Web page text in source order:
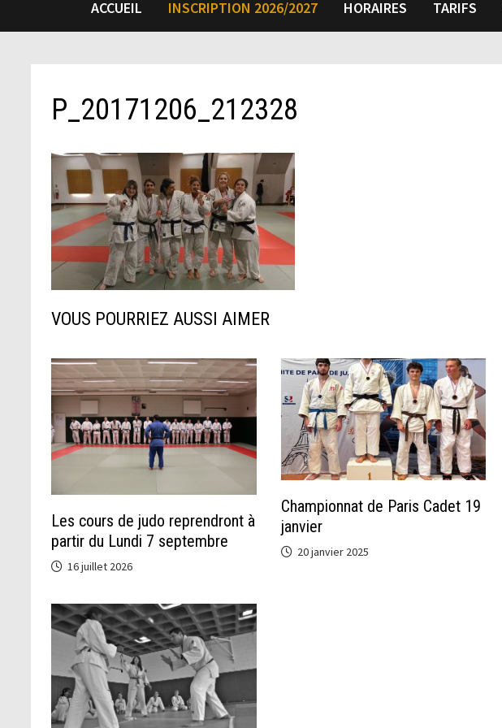
ACCUEIL INSCRIPTION 2026/2027 HORAIRES TARIFS
P_20171206_212328
VOUS POURRIEZ AUSSI AIMER
Les cours de judo reprendront à
partir du Lundi 7 septembre
16 juillet 2026
Championnat de Paris Cadet 19
janvier
20 janvier 2025